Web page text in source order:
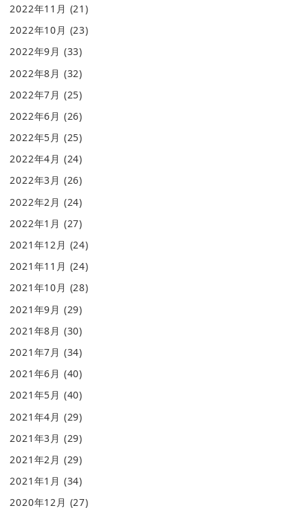
2022年11月 (21)
2022年10月 (23)
2022年9月 (33)
2022年8月 (32)
2022年7月 (25)
2022年6月 (26)
2022年5月 (25)
2022年4月 (24)
2022年3月 (26)
2022年2月 (24)
2022年1月 (27)
2021年12月 (24)
2021年11月 (24)
2021年10月 (28)
2021年9月 (29)
2021年8月 (30)
2021年7月 (34)
2021年6月 (40)
2021年5月 (40)
2021年4月 (29)
2021年3月 (29)
2021年2月 (29)
2021年1月 (34)
2020年12月 (27)